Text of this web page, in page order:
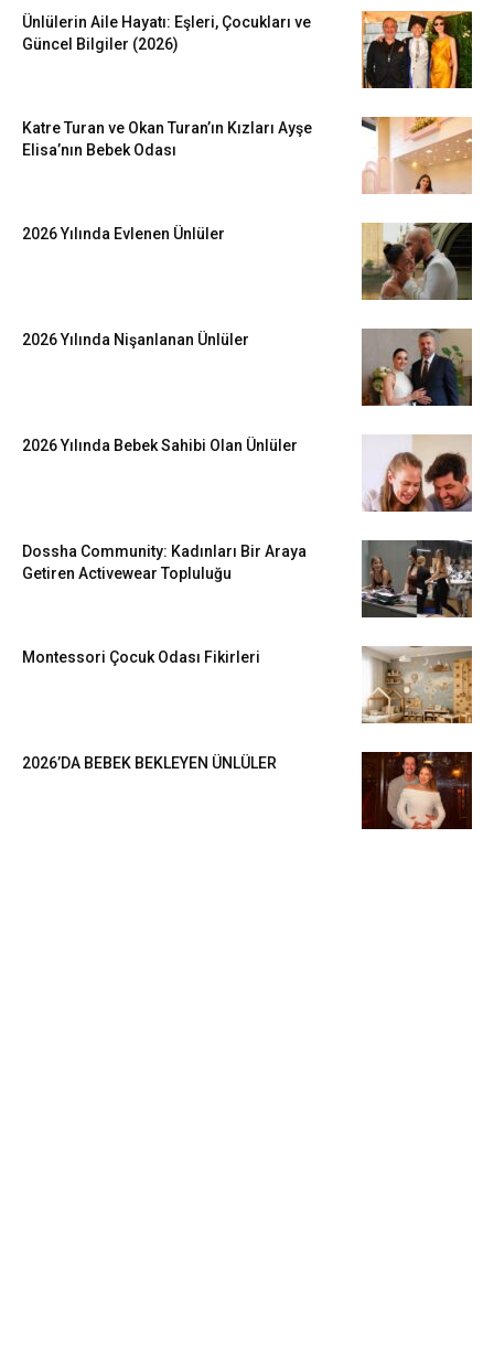
Ünlülerin Aile Hayatı: Eşleri, Çocukları ve
Güncel Bilgiler (2026)
Katre Turan ve Okan Turan’ın Kızları Ayşe
Elisa’nın Bebek Odası
2026 Yılında Evlenen Ünlüler
2026 Yılında Nişanlanan Ünlüler
2026 Yılında Bebek Sahibi Olan Ünlüler
Dossha Community: Kadınları Bir Araya
Getiren Activewear Topluluğu
Montessori Çocuk Odası Fikirleri
2026’DA BEBEK BEKLEYEN ÜNLÜLER